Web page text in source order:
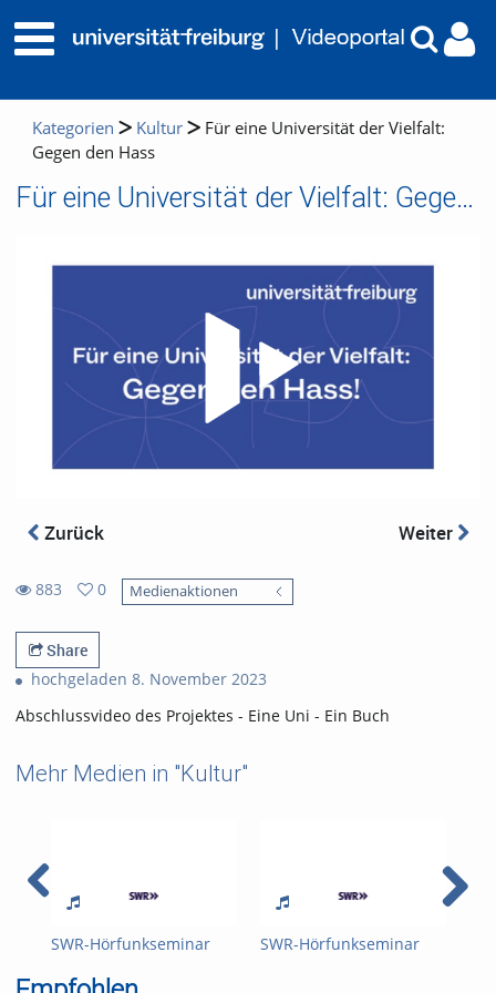
Kategorien Kultur
Für eine Universität der Vielfalt:
Gegen den Hass
Für eine Universität der Vielfalt: Gegen den Hass
Zurück Weiter
883
views
0
favorites
Medienaktionen
Share
hochgeladen 8. November 2023
Abschlussvideo des Projektes - Eine Uni - Ein Buch
Mehr Medien in "Kultur"
SWR-Hörfunkseminar
SWR-Hörfunkseminar